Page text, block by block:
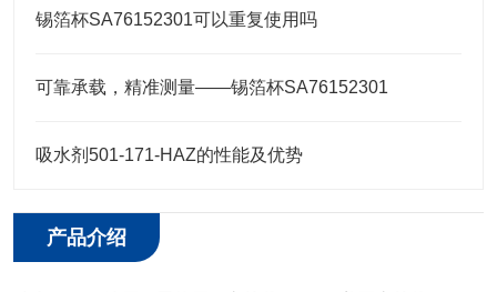
锡箔杯SA76152301可以重复使用吗
可靠承载，精准测量——锡箔杯SA76152301
吸水剂501-171-HAZ的性能及优势
产品介绍